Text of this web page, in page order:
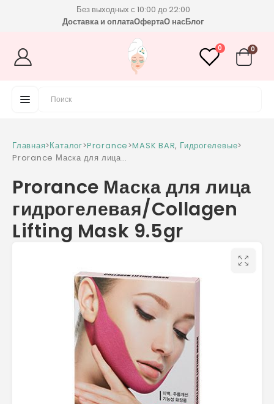
Без выходных с 10:00 до 22:00
Доставка и оплатаОфертаО насБлог
0 0
Главная>Каталог>Prorance>MASK BAR, Гидрогелевые>
Prorance Маска для лица
Prorance Маска для лица
гидрогелевая/Collagen
Lifting Mask 9.5gr